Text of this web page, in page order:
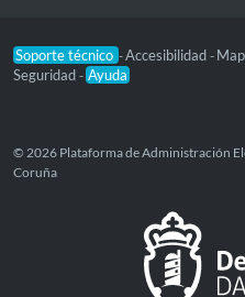
Soporte técnico -Accesibilidad -
Seguridad - Ayuda
© 2026 Plataforma de Administración
Coruña